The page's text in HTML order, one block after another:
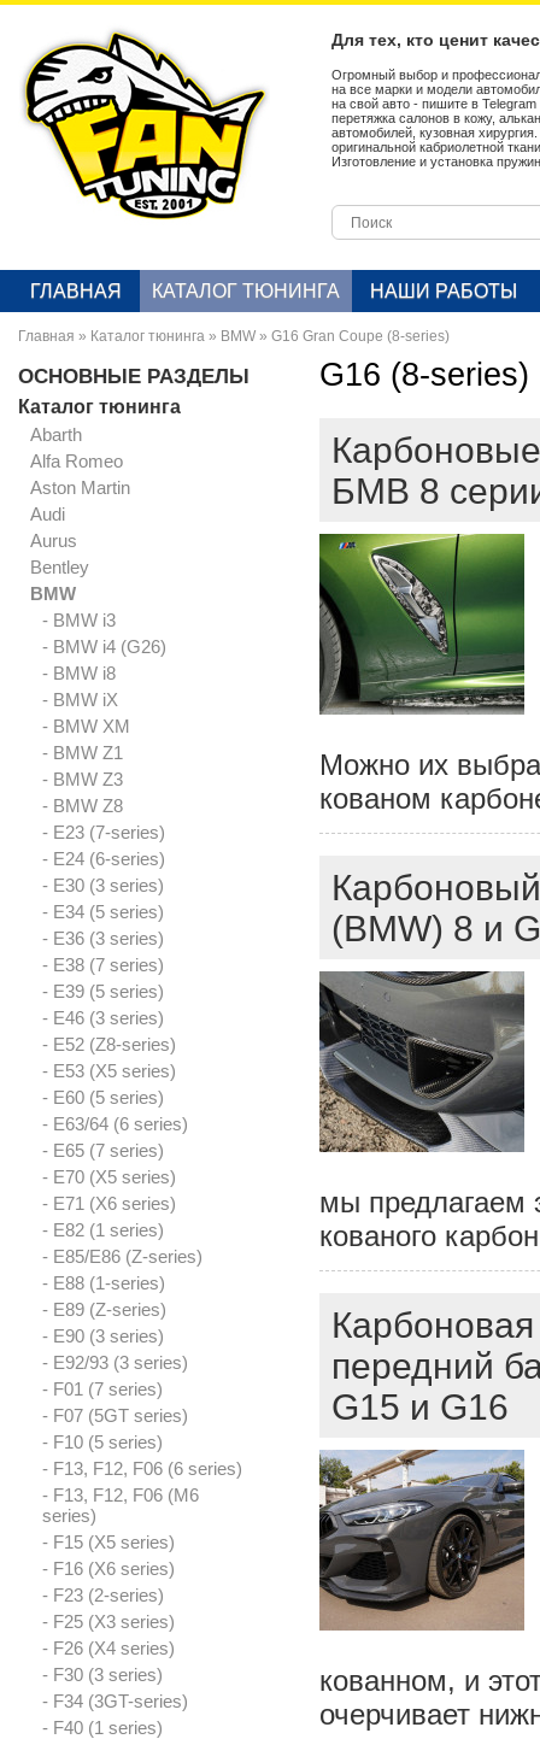
Для тех, кто ценит
Огромный выбор и
на все марки и модели
на свой авто - пишите в
перетяжка салонов в кожу,
автомобилей, кузовная
оригинальной кабриолетной
Изготовление и установка
ГЛАВНАЯ КАТАЛОГ ТЮНИНГА НАШИ РАБОТЫ
Главная » Каталог тюнинга » BMW » G16 Gran Coupe (8-series)
ОСНОВНЫЕ РАЗДЕЛЫ
Каталог тюнинга
Abarth
Alfa Romeo
Aston Martin
Audi
Aurus
Bentley
BMW
- BMW i3
- BMW i4 (G26)
- BMW i8
- BMW iX
- BMW XM
- BMW Z1
- BMW Z3
- BMW Z8
- E23 (7-series)
- E24 (6-series)
- E30 (3 series)
- E34 (5 series)
- E36 (3 series)
- E38 (7 series)
- E39 (5 series)
- E46 (3 series)
- E52 (Z8-series)
- E53 (X5 series)
- E60 (5 series)
- E63/64 (6 series)
- E65 (7 series)
- E70 (X5 series)
- E71 (X6 series)
- E82 (1 series)
- E85/E86 (Z-series)
- E88 (1-series)
- E89 (Z-series)
- E90 (3 series)
- E92/93 (3 series)
- F01 (7 series)
- F07 (5GT series)
- F10 (5 series)
- F13, F12, F06 (6 series)
- F13, F12, F06 (M6
series)
- F15 (X5 series)
- F16 (X6 series)
- F23 (2-series)
- F25 (X3 series)
- F26 (X4 series)
- F30 (3 series)
- F34 (3GT-series)
- F40 (1 series)
G16 (8-series)
БМВ 8
Можно их
кованом
(BMW) 8 и
мы предлагаем
кованого
передний
G15 и G16
кованном, и
очерчивает